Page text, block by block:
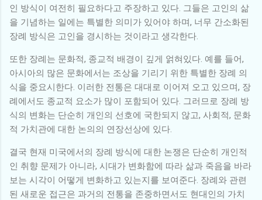
인 방식이 여전히 필요하다고 주장하고 있다. 그들은 고인의 삶
을 기념하는 일에는 특별한 의미가 있어야 하며, 너무 간소화된
장례 방식은 고인을 경시하는 것이라고 생각한다.
또한 장례는 문화적, 종교적 배경이 깊게 얽혀있다. 예를 들어,
아시아의 많은 문화에서는 조상을 기리기 위한 특별한 장례 의
식을 중요시한다. 이러한 전통은 대대로 이어져 오고 있으며, 장
례에서도 종교적 요소가 많이 포함되어 있다. 그러므로 장례 방
식의 변화는 단순히 개인의 선호에 국한되지 않고, 사회적, 문화
적 가치관에 대한 논의의 연장선상에 있다.
결국 현재 미국에서의 장례 방식에 대한 논쟁은 단순히 개인적
인 취향 문제가 아니라, 시대가 변화함에 따라 삶과 죽음을 바라
보는 시각이 어떻게 변화하고 있는지를 보여준다. 장례와 관련
된 새로운 접근은 과거의 전통을 존중하면서도 현대인의 가치